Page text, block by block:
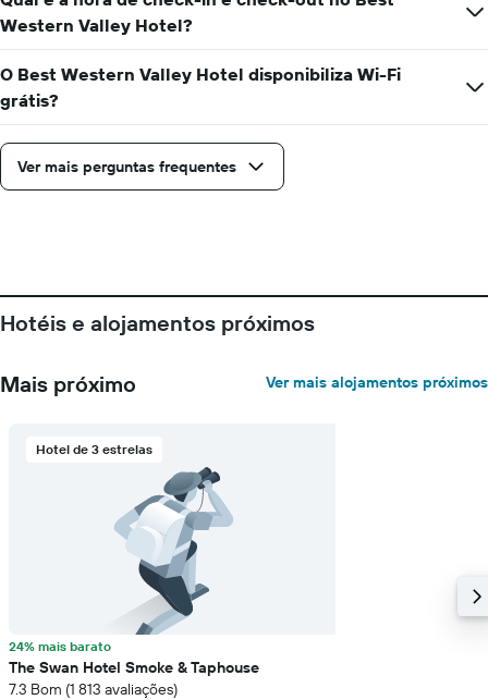
gráfico
apresenta
os
dias
da
semana
numa
O
gráfico
de
um
ordenada
Western Valley Hotel?
O Best Western Valley Hotel disponibiliza Wi-Fi
grátis?
Ver mais perguntas frequentes
Hotéis e alojamentos próximos
Mais próximo Ver mais alojamentos próximos
Hotel de 3 estrelas
24% mais barato
The Swan Hotel Smoke & Taphouse
7.3 Bom (1 813 avaliações)